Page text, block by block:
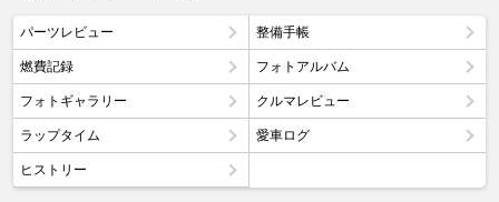
パーツレビュー 整備手帳
燃費記録 フォトアルバム
フォトギャラリー クルマレビュー
ラップタイム 愛車ログ
ヒストリー